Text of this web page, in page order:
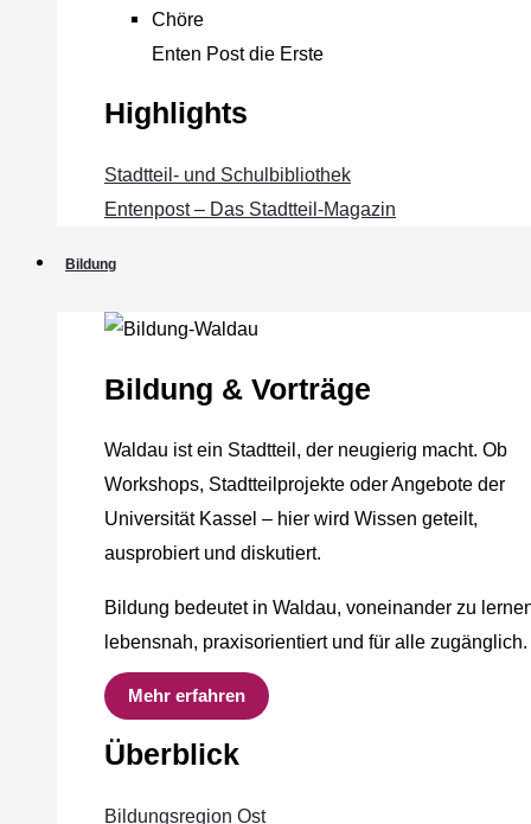
Chöre
Enten Post die Erste
Highlights
Stadtteil- und Schulbibliothek
Entenpost – Das Stadtteil-Magazin
Bildung
Bildung & Vorträge
Waldau ist ein Stadtteil, der neugierig macht. Ob
Workshops, Stadtteilprojekte oder Angebote der
Universität Kassel – hier wird Wissen geteilt,
ausprobiert und diskutiert.
Bildung bedeutet in Waldau, voneinander zu
lebensnah, praxisorientiert und für alle zugänglich.
Mehr erfahren
Überblick
Bildungsregion Ost